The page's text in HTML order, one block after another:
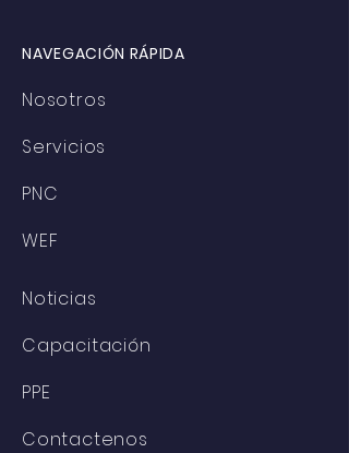
NAVEGACIÓN RÁPIDA
Nosotros
Servicios
PNC
WEF
Noticias
Capacitación
PPE
Contactenos